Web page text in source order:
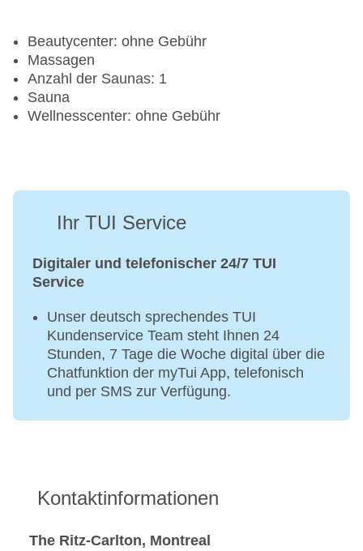
Beautycenter: ohne Gebühr
Massagen
Anzahl der Saunas: 1
Sauna
Wellnesscenter: ohne Gebühr
Ihr TUI Service
Digitaler und telefonischer 24/7 TUI
Service
Unser deutsch sprechendes TUI
Kundenservice Team steht Ihnen 24
Stunden, 7 Tage die Woche digital über die
Chatfunktion der myTui App, telefonisch
und per SMS zur Verfügung.
Kontaktinformationen
The Ritz-Carlton, Montreal